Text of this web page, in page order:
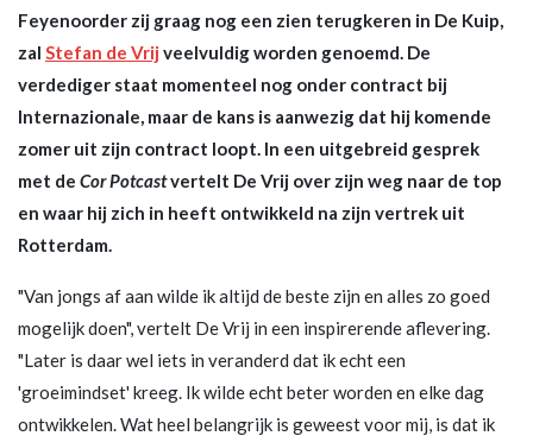
Feyenoorder zij graag nog een zien terugkeren in De Kuip,
zal Stefan de Vrij veelvuldig worden genoemd. De
verdediger staat momenteel nog onder contract bij
Internazionale, maar de kans is aanwezig dat hij komende
zomer uit zijn contract loopt. In een uitgebreid gesprek
met de Cor Potcastvertelt De Vrij over zijn weg naar de top
en waar hij zich in heeft ontwikkeld na zijn vertrek uit
Rotterdam.
"Van jongs af aan wilde ik altijd de beste zijn en alles zo goed
mogelijk doen", vertelt De Vrij in een inspirerende aflevering.
"Later is daar wel iets in veranderd dat ik echt een
'groeimindset' kreeg. Ik wilde echt beter worden en elke dag
ontwikkelen. Wat heel belangrijk is geweest voor mij, is dat ik